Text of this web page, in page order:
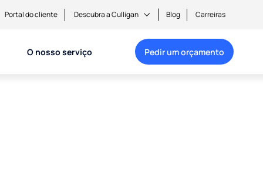
Portal do cliente Descubra a Culligan Blog Carreiras
O nosso serviço Pedir um orçamento